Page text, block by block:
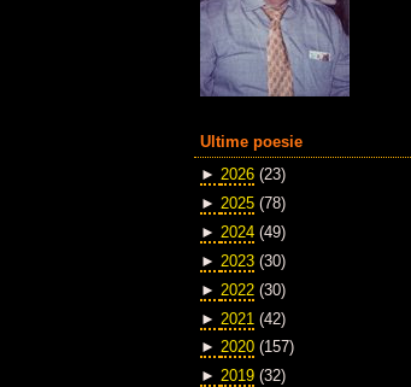
Ultime poesie
► 2026 (23)
► 2025 (78)
► 2024 (49)
► 2023 (30)
► 2022 (30)
► 2021 (42)
► 2020 (157)
► 2019 (32)